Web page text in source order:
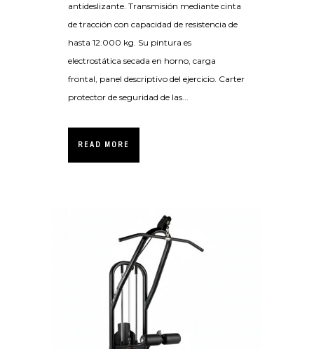
antideslizante. Transmisión mediante cinta
de tracción con capacidad de resistencia de
hasta 12.000 kg. Su pintura es
electrostática secada en horno, carga
frontal, panel descriptivo del ejercicio. Carter
protector de seguridad de las...
READ MORE